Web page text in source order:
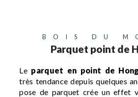
BOIS DU
Parquet point de
Le parquet en point de
très tendance depuis quelques
pose de parquet crée un effet